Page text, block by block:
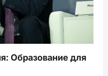
Образование для